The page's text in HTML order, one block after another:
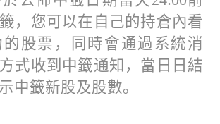
，您可以在自己的持倉內看
股票，同時會通過系統消
式收到中籤通知，當日日結
中籤新股及股數。